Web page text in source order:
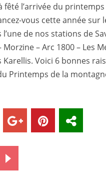
fêté l’arrivée du printemps
vous cette année sur
l’une de nos stations de
Morzine – Arc 1800 – Les
Karellis. Voici 6 bonnes
Printemps de la